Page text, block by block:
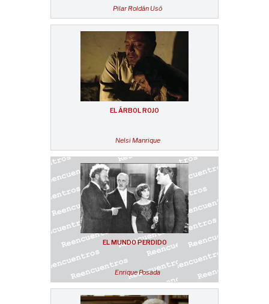
Pilar Roldán Usó
EL ÁRBOL ROJO
Nelsi Manrique
EL MUNDO PERDIDO
Enrique Posada